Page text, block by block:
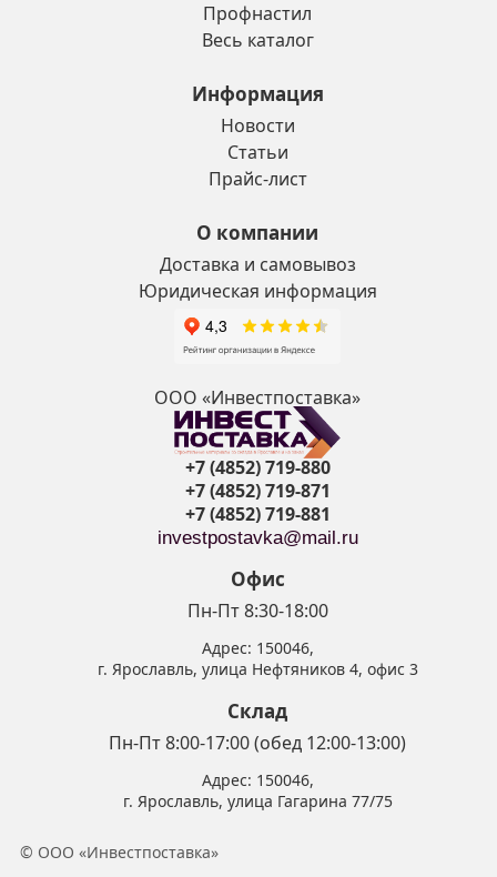
Профнастил
Весь каталог
Информация
Новости
Статьи
Прайс-лист
О компании
Доставка и самовывоз
Юридическая информация
ООО «Инвестпоставка»
+7 (4852) 719-880
+7 (4852) 719-871
+7 (4852) 719-881
investpostavka@mail.ru
Офис
Пн-Пт 8:30-18:00
Адрес: 150046,
г. Ярославль, улица Нефтяников 4, офис 3
Склад
Пн-Пт 8:00-17:00 (обед 12:00-13:00)
Адрес: 150046,
г. Ярославль, улица Гагарина 77/75
© ООО «Инвестпоставка»